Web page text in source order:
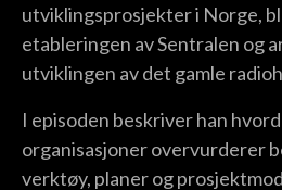
utviklingsprosjekter i Norge,
etableringen av Sentralen og
utviklingen av det gamle
I episoden beskriver han
organisasjoner overvurderer
verktøy, planer og